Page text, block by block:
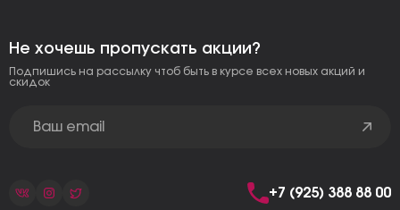
Не хочешь пропускать акции?
Подпишись на рассылку чтоб быть в курсе всех новых акций и
скидок
+7 (925) 388 88 00